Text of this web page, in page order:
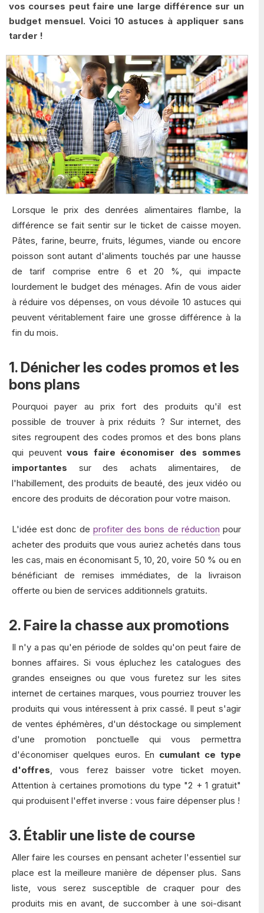
vos courses peut faire une large différence sur un
budget mensuel. Voici 10 astuces à appliquer sans
tarder !
Lorsque le prix des denrées alimentaires flambe, la
différence se fait sentir sur le ticket de caisse moyen.
Pâtes, farine, beurre, fruits, légumes, viande ou encore
poisson sont autant d'aliments touchés par une hausse
de tarif comprise entre 6 et 20 %, qui impacte
lourdement le budget des ménages. Afin de vous aider
à réduire vos dépenses, on vous dévoile 10 astuces qui
peuvent véritablement faire une grosse différence à la
fin du mois.
1. Dénicher les codes promos et les
bons plans
Pourquoi payer au prix fort des produits qu'il est
possible de trouver à prix réduits ? Sur internet, des
sites regroupent des codes promos et des bons plans
qui peuventvous faire économiser des sommes
importantes sur des achats alimentaires, de
l'habillement, des produits de beauté, des jeux vidéo ou
encore des produits de décoration pour votre maison.
L'idée est donc deprofiter des bons de réduction pour
acheter des produits que vous auriez achetés dans tous
les cas, mais en économisant 5, 10, 20, voire 50 % ou en
bénéficiant de remises immédiates, de la livraison
offerte ou bien de services additionnels gratuits.
2. Faire la chasse aux promotions
Il n'y a pas qu'en période de soldes qu'on peut faire de
bonnes affaires. Si vous épluchez les catalogues des
grandes enseignes ou que vous furetez sur les sites
internet de certaines marques, vous pourriez trouver les
produits qui vous intéressent à prix cassé. Il peut s'agir
de ventes éphémères, d'un déstockage ou simplement
d'une promotion ponctuelle qui vous permettra
d'économiser quelques euros. En cumulant ce type
d'offres , vous ferez baisser votre ticket moyen.
Attention à certaines promotions du type "2 + 1 gratuit"
qui produisent l'effet inverse : vous faire dépenser plus !
3. Établir une liste de course
Aller faire les courses en pensant acheter l'essentiel sur
place est la meilleure manière de dépenser plus. Sans
liste, vous serez susceptible de craquer pour des
produits mis en avant, de succomber à une soi-disant